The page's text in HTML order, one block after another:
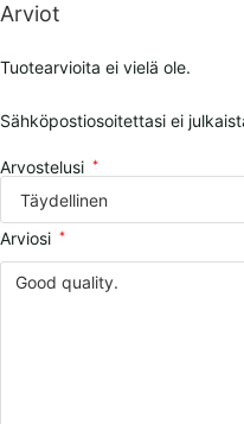
Arviot
Tuotearvioita ei vielä ole.
Sähköpostiosoitettasi ei
Arvostelusi *
Arviosi *